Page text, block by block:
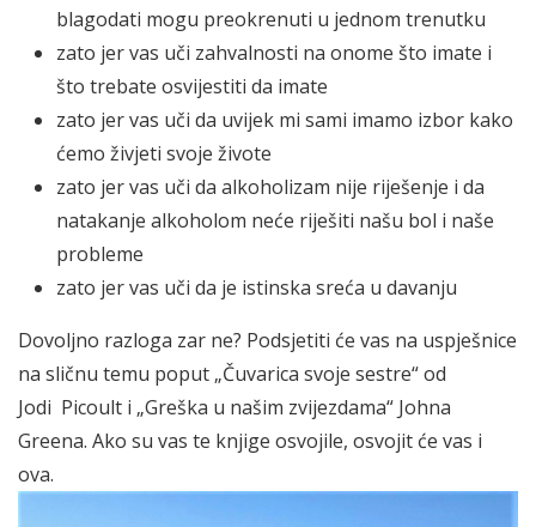
blagodati mogu preokrenuti u jednom trenutku
zato jer vas uči zahvalnosti na onome što imate i
što trebate osvijestiti da imate
zato jer vas uči da uvijek mi sami imamo izbor kako
ćemo živjeti svoje živote
zato jer vas uči da alkoholizam nije riješenje i da
natakanje alkoholom neće riješiti našu bol i naše
probleme
zato jer vas uči da je istinska sreća u davanju
Dovoljno razloga zar ne? Podsjetiti će vas na uspješnice
na sličnu temu poput „Čuvarica svoje sestre“ od
Jodi Picoult i „Greška u našim zvijezdama“ Johna
Greena. Ako su vas te knjige osvojile, osvojit će vas i
ova.